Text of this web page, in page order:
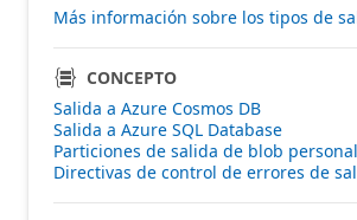
Más información sobre los tipos de
CONCEPTO
Salida a Azure Cosmos DB
Salida a Azure SQL Database
Particiones de salida de blob
Directivas de control de errores de